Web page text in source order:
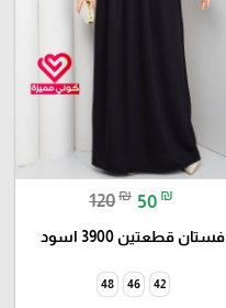
120₪ 50 ₪
فستان قطعتين 3900 اسود
42
46
48